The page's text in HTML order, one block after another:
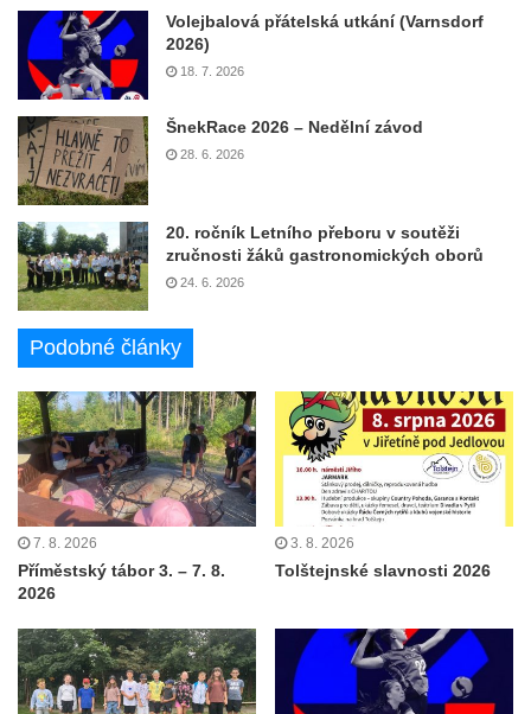
Volejbalová přátelská utkání (Varnsdorf
2026)
18. 7. 2026
ŠnekRace 2026 – Nedělní závod
28. 6. 2026
20. ročník Letního přeboru v soutěži
zručnosti žáků gastronomických oborů
24. 6. 2026
Podobné články
7. 8. 2026
Příměstský tábor 3. – 7. 8.
2026
3. 8. 2026
Tolštejnské slavnosti 2026